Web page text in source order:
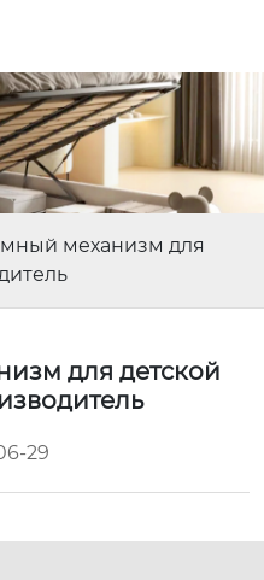
механизм для
для детской
29